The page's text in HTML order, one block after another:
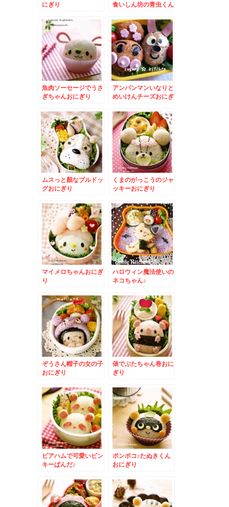
にぎり
食いしん坊の青虫くん
魚肉ソーセージでうさ
ぎちゃんおにぎり
アンパンマンいなりと
めいけんチーズおにぎ
ムスっと顏なブルドッ
グおにぎり
くまのがっこうのジャ
ッキーおにぎり
マイメロちゃんおにぎ
り
ハロウィン魔法使いの
ネコちゃん♪
ぞうさん帽子の女の子
おにぎり
俵でぶたちゃん巻おに
ぎり
ビアハムで可愛いピン
キーぱんだ♪
ポンポコ♪たぬきくん
おにぎり